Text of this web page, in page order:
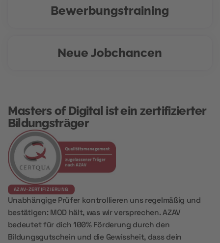
Bewerbungstraining
Neue Jobchancen
Masters of Digital ist ein zertifizierter
Bildungsträger
AZAV-ZERTIFIZIERUNG
Unabhängige Prüfer kontrollieren uns regelmäßig und
bestätigen: MOD hält, was wir versprechen. AZAV
bedeutet für dich 100% Förderung durch den
Bildungsgutschein und die Gewissheit, dass dein